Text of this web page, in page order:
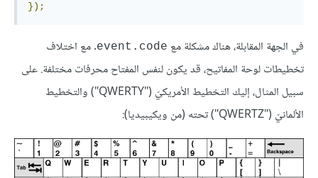
});
في الجهة المقابلة، هناك مشكلة مع event.code. مع اختلاف
تخطيطات لوحة المفاتيح، قد يكون لنفس المفتاح محرفات مختلفة. على
سبيل المثال، إليك التخطيط اﻷمريكيّ ("QWERTY") والتخطيط
الألمانيّ ("QWERTZ") تحته (من ويكيبيديا):